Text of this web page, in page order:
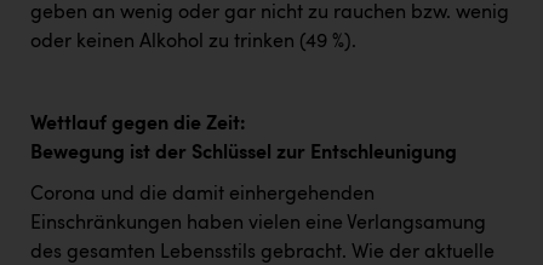
geben an wenig oder gar nicht zu rauchen bzw. wenig
oder keinen Alkohol zu trinken (49 %).
Wettlauf gegen die Zeit:
Bewegung ist der Schlüssel zur Entschleunigung
Corona und die damit einhergehenden
Einschränkungen haben vielen eine Verlangsamung
des gesamten Lebensstils gebracht. Wie der aktuelle